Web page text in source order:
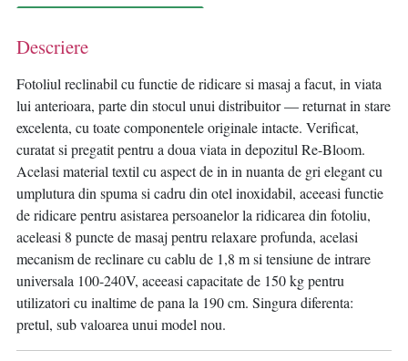
Descriere
Fotoliul reclinabil cu functie de ridicare si masaj a facut, in viata
lui anterioara, parte din stocul unui distribuitor — returnat in stare
excelenta, cu toate componentele originale intacte. Verificat,
curatat si pregatit pentru a doua viata in depozitul Re-Bloom.
Acelasi material textil cu aspect de in in nuanta de gri elegant cu
umplutura din spuma si cadru din otel inoxidabil, aceeasi functie
de ridicare pentru asistarea persoanelor la ridicarea din fotoliu,
aceleasi 8 puncte de masaj pentru relaxare profunda, acelasi
mecanism de reclinare cu cablu de 1,8 m si tensiune de intrare
universala 100-240V, aceeasi capacitate de 150 kg pentru
utilizatori cu inaltime de pana la 190 cm. Singura diferenta:
pretul, sub valoarea unui model nou.